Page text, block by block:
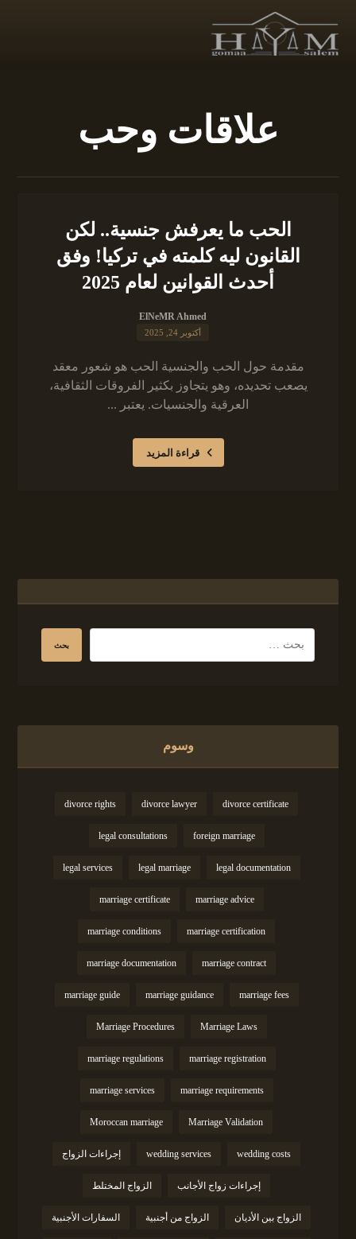
علاقات وحب
الحب ما يعرفش جنسية.. لكن
القانون ليه كلمته في تركيا! وفق
أحدث القوانين لعام 2025
ElNeMR Ahmed
أكتوبر 24, 2025
مقدمة حول الحب والجنسية الحب هو شعور معقد
يصعب تحديده، وهو يتجاوز بكثير الفروقات الثقافية،
العرقية والجنسيات. يعتبر ...
قراءة المزيد
وسوم
divorce certificate
divorce lawyer
divorce rights
foreign marriage
legal consultations
legal documentation
legal marriage
legal services
marriage advice
marriage certificate
marriage certification
marriage conditions
marriage contract
marriage documentation
marriage fees
marriage guidance
marriage guide
Marriage Laws
Marriage Procedures
marriage registration
marriage regulations
marriage requirements
marriage services
Marriage Validation
Moroccan marriage
wedding costs
wedding services إجراءات الزواج
إجراءات زواج الأجانب الزواج المختلط
الزواج بين الأديان الزواج من أجنبية السفارات الأجنبية